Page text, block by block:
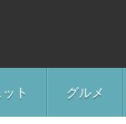
ト グルメ